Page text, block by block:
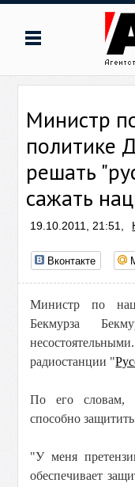
Министр
политике
решать
сажать
19.10.2011, 21:51,
Вконтакте
Министр по
Бекмурза
радиостанции "
По его словам,
способно
"У меня
обеспечивает